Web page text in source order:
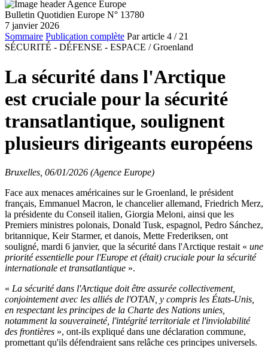
Bulletin Quotidien Europe N° 13780
7 janvier 2026
Sommaire Publication complète Par article 4 / 21
SÉCURITÉ - DÉFENSE - ESPACE / Groenland
La sécurité dans l'Arctique
est cruciale pour la sécurité
transatlantique, soulignent
plusieurs dirigeants européens
Bruxelles, 06/01/2026 (Agence Europe)
Face aux menaces américaines sur le Groenland, le président
français, Emmanuel Macron, le chancelier allemand, Friedrich Merz,
la présidente du Conseil italien, Giorgia Meloni, ainsi que les
Premiers ministres polonais, Donald Tusk, espagnol, Pedro Sánchez,
britannique, Keir Starmer, et danois, Mette Frederiksen, ont
souligné, mardi 6 janvier, que la sécurité dans l'Arctique restait « une
priorité essentielle pour l'Europe et (était) cruciale pour la sécurité
internationale et transatlantique ».
« La sécurité dans l'Arctique doit être assurée collectivement,
conjointement avec les alliés de l'OTAN, y compris les États-Unis,
en respectant les principes de la Charte des Nations unies,
notamment la souveraineté, l'intégrité territoriale et l'inviolabilité
des frontières », ont-ils expliqué dans une déclaration commune,
promettant qu'ils défendraient sans relâche ces principes universels.